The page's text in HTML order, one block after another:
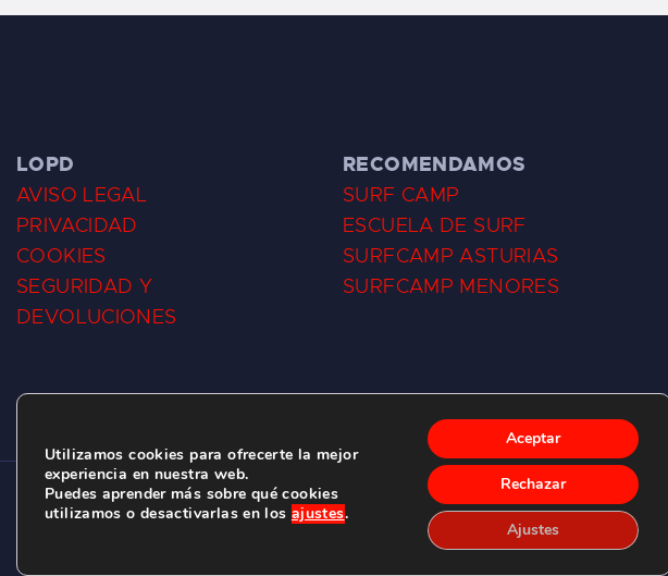
LOPD
AVISO LEGAL
PRIVACIDAD
COOKIES
SEGURIDAD Y
DEVOLUCIONES
RECOMENDAMOS
SURF CAMP
ESCUELA DE SURF
SURFCAMP ASTURIAS
SURFCAMP MENORES
CLUB DE SURF LAS DUNAS ©2026.
C/ BERNARDO ÁLVAREZ GALAN 1, SALINAS (ASTURIAS)
Utilizamos cookies para ofrecerte la mejor
experiencia en nuestra web.
Puedes aprender más sobre qué cookies
utilizamos o desactivarlas en los ajustes.
Aceptar
Rechazar
Ajustes